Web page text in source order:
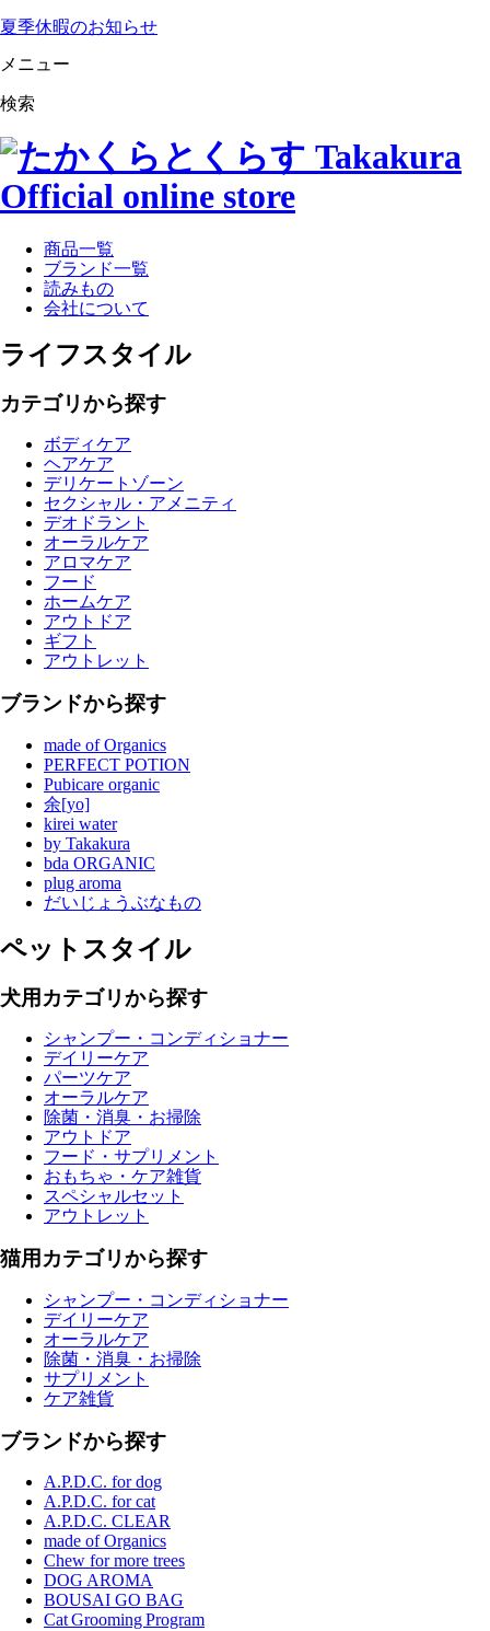
夏季休暇のお知らせ
メニュー
検索
商品一覧
ブランド一覧
読みもの
会社について
ライフスタイル
カテゴリから探す
ボディケア
ヘアケア
デリケートゾーン
セクシャル・アメニティ
デオドラント
オーラルケア
アロマケア
フード
ホームケア
アウトドア
ギフト
アウトレット
ブランドから探す
made of Organics
PERFECT POTION
Pubicare organic
余[yo]
kirei water
by Takakura
bda ORGANIC
plug aroma
だいじょうぶなもの
ペットスタイル
犬用カテゴリから探す
シャンプー・コンディショナー
デイリーケア
パーツケア
オーラルケア
除菌・消臭・お掃除
アウトドア
フード・サプリメント
おもちゃ・ケア雑貨
スペシャルセット
アウトレット
猫用カテゴリから探す
シャンプー・コンディショナー
デイリーケア
オーラルケア
除菌・消臭・お掃除
サプリメント
ケア雑貨
ブランドから探す
A.P.D.C. for dog
A.P.D.C. for cat
A.P.D.C. CLEAR
made of Organics
Chew for more trees
DOG AROMA
BOUSAI GO BAG
Cat Grooming Program